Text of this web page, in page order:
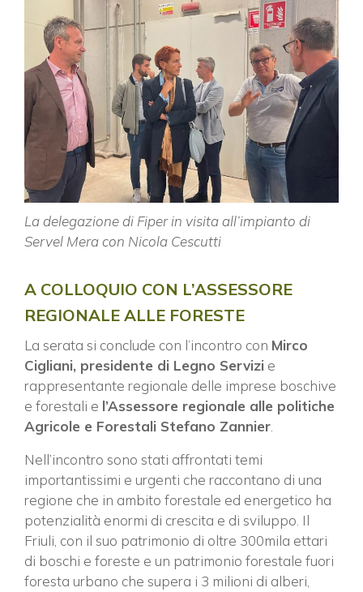
La delegazione di Fiper in visita all’impianto di
Servel Mera con Nicola Cescutti
A COLLOQUIO CON L’ASSESSORE
REGIONALE ALLE FORESTE
La serata si conclude con l’incontro con Mirco
Cigliani, presidente di Legno Servizi e
rappresentante regionale delle imprese boschive
e forestali e l’Assessore regionale alle politiche
Agricole e Forestali Stefano Zannier.
Nell’incontro sono stati affrontati temi
importantissimi e urgenti che raccontano di una
regione che in ambito forestale ed energetico ha
potenzialità enormi di crescita e di sviluppo. Il
Friuli, con il suo patrimonio di oltre 300mila ettari
di boschi e foreste e un patrimonio forestale fuori
foresta urbano che supera i 3 milioni di alberi,
ISCRIVITI ALLA NEWSLETTER